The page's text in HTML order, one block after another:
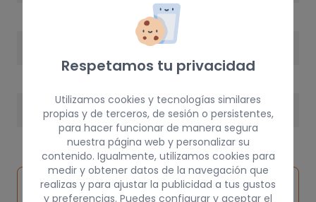
PESO
Inspeccionar
vehículo de
Solicitar
Consultar
Respetamos tu privacidad
Utilizamos cookies y tecnologías similares
propias y de terceros, de sesión o persistentes,
para hacer funcionar de manera segura
nuestra página web y personalizar su
contenido. Igualmente, utilizamos cookies para
medir y obtener datos de la navegación que
realizas y para ajustar la publicidad a tus gustos
y preferencias. Puedes configurar y aceptar el